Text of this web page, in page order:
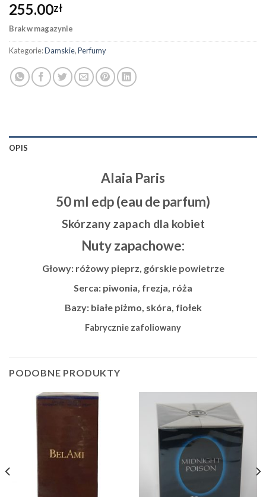
255.00zł
Brak w magazynie
Kategorie:Damskie,Perfumy
OPIS
Alaia Paris
50 ml edp (eau de parfum)
Skórzany zapach dla kobiet
Nuty zapachowe:
Głowy: różowy pieprz, górskie powietrze
Serca: piwonia, frezja, róża
Bazy: białe piżmo, skóra, fiołek
Fabrycznie zafoliowany
PODOBNE PRODUKTY